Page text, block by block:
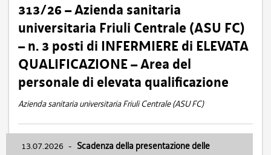
313/26 – Azienda sanitaria
universitaria Friuli Centrale (ASU FC)
– n. 3 posti di INFERMIERE di ELEVATA
QUALIFICAZIONE – Area del
personale di elevata qualificazione
Azienda sanitaria universitaria Friuli Centrale (ASU FC)
13.07.2026 - Scadenza della presentazione delle